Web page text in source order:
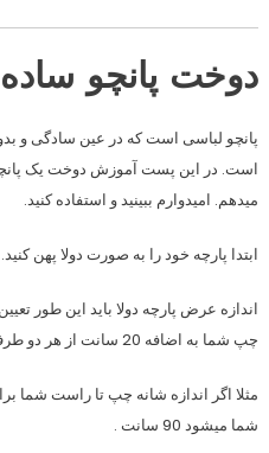
دوخت پانچو
پانچو لباسی است که در عین سادگی و
است. در این پست آموزش دوخت یک
میدهم. امیدوارم ببینید و استفاده کنید.
ابتدا پارچه خود را به صورت دولا پهن کنید.
اندازه عرض پارچه دولا باید این طور
چپ شما به اضافه 20 سانت از هر دو طرف
شما میشود 90 سانت .